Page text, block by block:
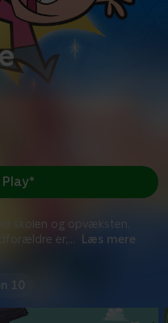
skolen og opvæksten.
er,
Læs mere
Play*
10